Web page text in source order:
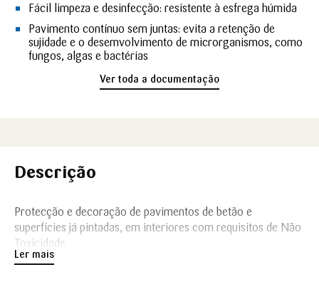
Fácil limpeza e desinfecção: resistente à esfrega húmida
Pavimento contínuo sem juntas: evita a retenção de
sujidade e o desemvolvimento de microrganismos, como
fungos, algas e bactérias
Ver toda a documentação
Descrição
Protecção e decoração de pavimentos de betão e
superfícies já pintadas, em interiores com requisitos de Não
Toxicidade.
Ler mais